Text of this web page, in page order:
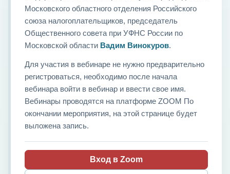
Московского областного отделения Российского
союза налогоплательщиков, председатель
Общественного совета при УФНС России по
Московской области Вадим Винокуров.
Для участия в вебинаре не нужно предварительно
регистроваться, необходимо после начала
вебинара войти в вебинар и ввести свое имя.
Вебинары проводятся на платформе ZOOM По
окончании мероприятия, на этой странице будет
выложена запись.
Вход в Zoom